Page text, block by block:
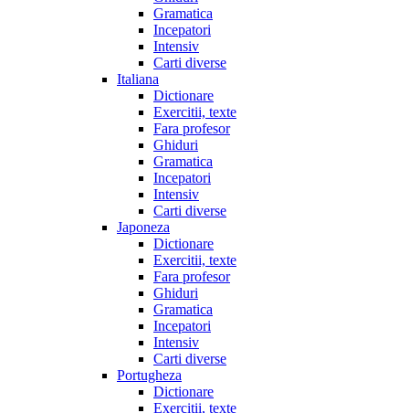
Gramatica
Incepatori
Intensiv
Carti diverse
Italiana
Dictionare
Exercitii, texte
Fara profesor
Ghiduri
Gramatica
Incepatori
Intensiv
Carti diverse
Japoneza
Dictionare
Exercitii, texte
Fara profesor
Ghiduri
Gramatica
Incepatori
Intensiv
Carti diverse
Portugheza
Dictionare
Exercitii, texte